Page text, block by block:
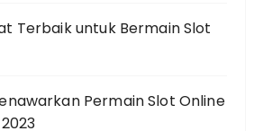
Terbaik untuk Bermain Slot
Permain Slot Online